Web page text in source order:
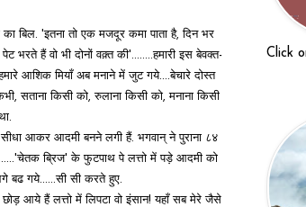
तो एक मजदूर कमा पाता है, दिन भर
हैं वो भी दोनों वक़्त की'........हमारी इस बेवक्त-
आशिक मियाँ अब मनाने में जुट गये....बेचारे दोस्त
सताना किसी को, रुलाना किसी को, मनाना किसी
आकर आदमी बनने लगी हैं. भगवान् ने पुराना ८४
ब्रिज' के फुटपाथ पे लत्तो में पड़े आदमी को
बढ गये......सी सी करते हुए.
आये हैं लत्तो में लिपटा वो इंसान! यहाँ सब मेरे जैसे
Click